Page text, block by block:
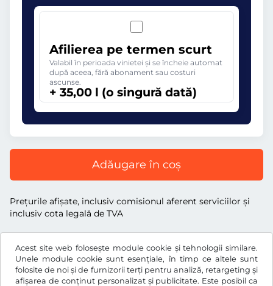
Acest site web folosește module cookie și tehnologii similare.
Unele module cookie sunt esențiale, în timp ce altele sunt
folosite de noi și de furnizorii terți pentru analiză, retargeting și
afișarea de conținut personalizat și publicitate. Este posibil ca
Afilierea pe termen scurt
Valabil în perioada vinietei și se încheie automat
după aceea, fără abonament sau costuri
ascunse.
+ 35,00 l (o singură dată)
Adăugare în coș
Preţurile afişate, inclusiv comisionul aferent serviciilor și
inclusiv cota legală de TVA
RON